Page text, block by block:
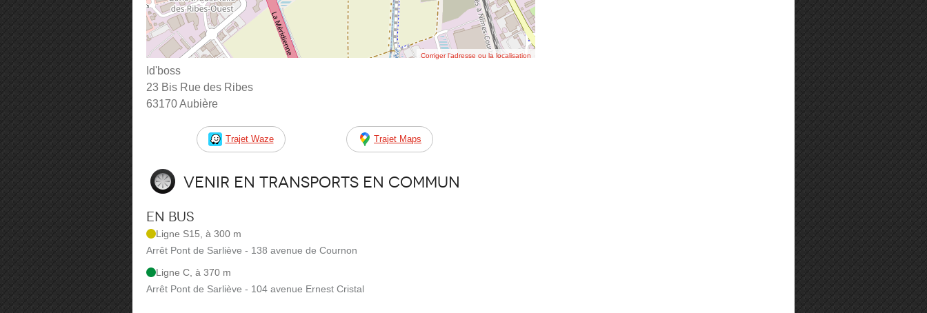
Corriger l’adresse ou la localisation
Id'boss
23 Bis Rue des Ribes
63170 Aubière
Trajet Waze Trajet Maps
Venir en transports en commun
En bus
Ligne S15, à 300 m
Arrêt Pont de Sarliève - 138 avenue de Cournon
Ligne C, à 370 m
Arrêt Pont de Sarliève - 104 avenue Ernest Cristal